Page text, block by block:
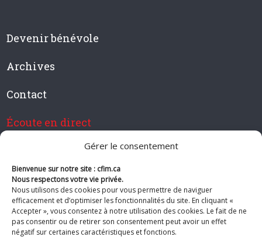
Gérer le consentement
Bienvenue sur notre site : cfim.ca
Nous respectons votre vie privée.
Nous utilisons des cookies pour vous permettre de naviguer
efficacement et d’optimiser les fonctionnalités du site. En cliquant «
Accepter », vous consentez à notre utilisation des cookies. Le fait de ne
pas consentir ou de retirer son consentement peut avoir un effet
négatif sur certaines caractéristiques et fonctions.
Devenir bénévole
Archives
Contact
Écoute en direct
Devenir membre de CFIM
Suivez-nous